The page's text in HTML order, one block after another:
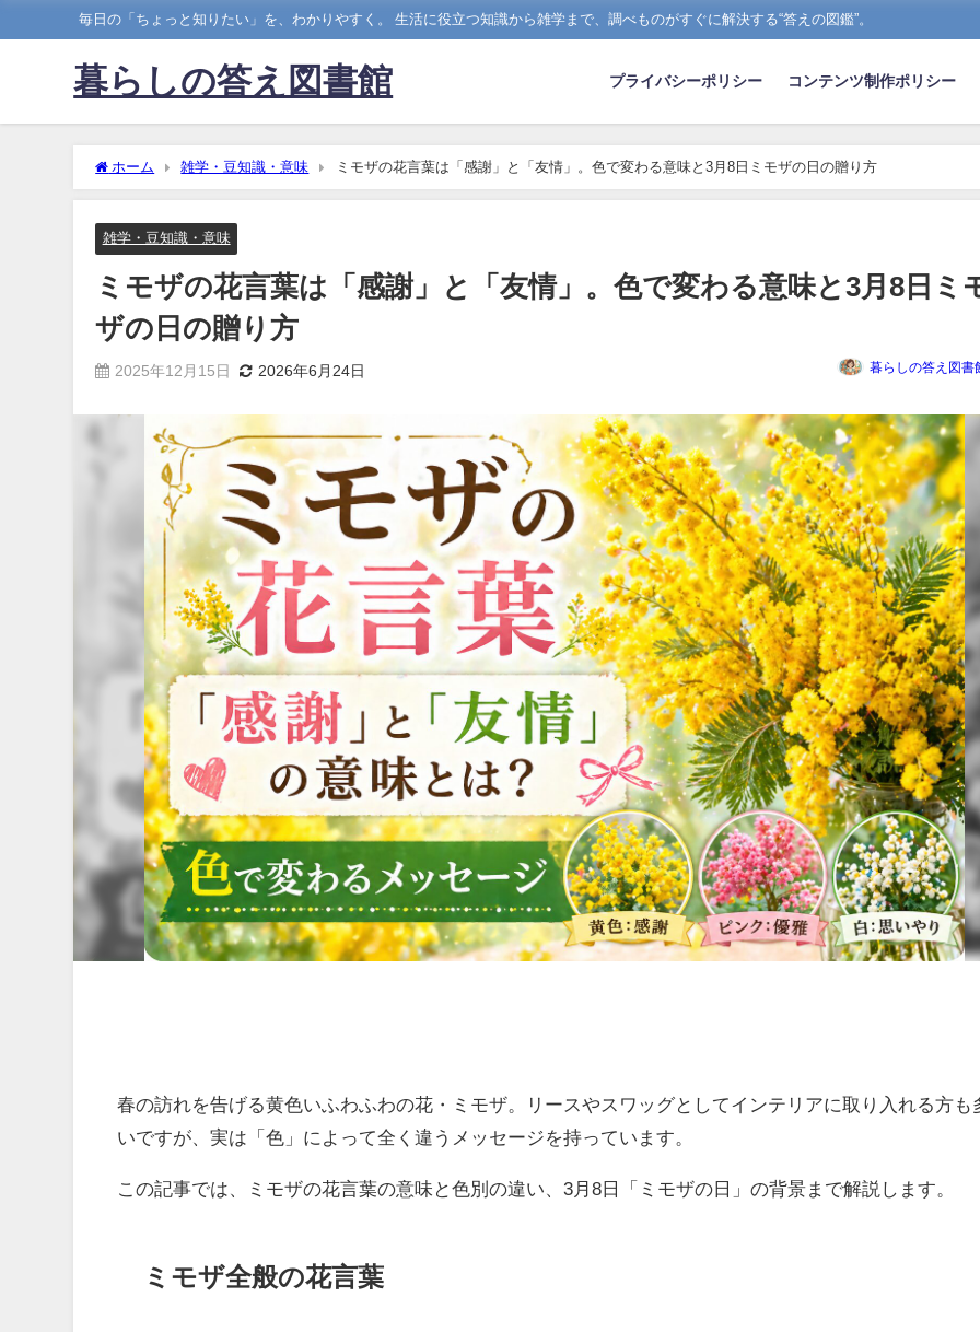
毎日の「ちょっと知りたい」を、わかりやすく。 生活に役立つ知識から雑学まで、調べものがすぐに解決する“答えの図鑑”。
暮らしの答え図書館 プライバシーポリシー コンテンツ制作ポリシー
ホーム 雑学・豆知識・意味 ミモザの花言葉は「感謝」と「友情」。色で変わる意味と3月8日ミモザの日の贈り方
雑学・豆知識・意味
ミモザの花言葉は「感謝」と「友情」。色で変わる意味と3月8日ミ
ザの日の贈り方
2025年12月15日 2026年6月24日 暮らしの答え図書
春の訪れを告げる黄色いふわふわの花・ミモザ。リースやスワッグとしてインテリアに取り入れる方も
いですが、実は「色」によって全く違うメッセージを持っています。
この記事では、ミモザの花言葉の意味と色別の違い、3月8日「ミモザの日」の背景まで解説します。
ミモザ全般の花言葉